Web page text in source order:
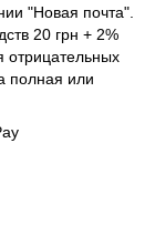
"Новая почта".
20 грн + 2%
отрицательных
полная или